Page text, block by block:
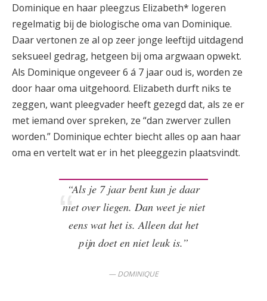
Dominique en haar pleegzus Elizabeth* logeren
regelmatig bij de biologische oma van Dominique.
Daar vertonen ze al op zeer jonge leeftijd uitdagend
seksueel gedrag, hetgeen bij oma argwaan opwekt.
Als Dominique ongeveer 6 á 7 jaar oud is, worden ze
door haar oma uitgehoord. Elizabeth durft niks te
zeggen, want pleegvader heeft gezegd dat, als ze er
met iemand over spreken, ze “dan zwerver zullen
worden.” Dominique echter biecht alles op aan haar
oma en vertelt wat er in het pleeggezin plaatsvindt.
“Als je 7 jaar bent kun je daar
niet over liegen. Dan weet je niet
eens wat het is. Alleen dat het
pijn doet en niet leuk is.”
DOMINIQUE